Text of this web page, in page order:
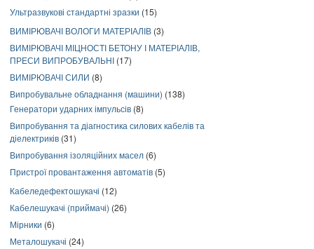
Ультразвукові стандартні зразки (15)
ВИМІРЮВАЧІ ВОЛОГИ МАТЕРІАЛІВ (3)
ВИМІРЮВАЧІ МІЦНОСТІ БЕТОНУ І МАТЕРІАЛІВ,
ПРЕСИ ВИПРОБУВАЛЬНІ (17)
ВИМІРЮВАЧІ СИЛИ (8)
Випробувальне обладнання (машини) (138)
Генератори ударних імпульсів (8)
Випробування та діагностика силових кабелів та
діелектриків (31)
Випробування ізоляційних масел (6)
Пристрої провантаження автоматів (5)
Кабеледефектошукачі (12)
Кабелешукачі (приймачі) (26)
Мірники (6)
Металошукачі (24)